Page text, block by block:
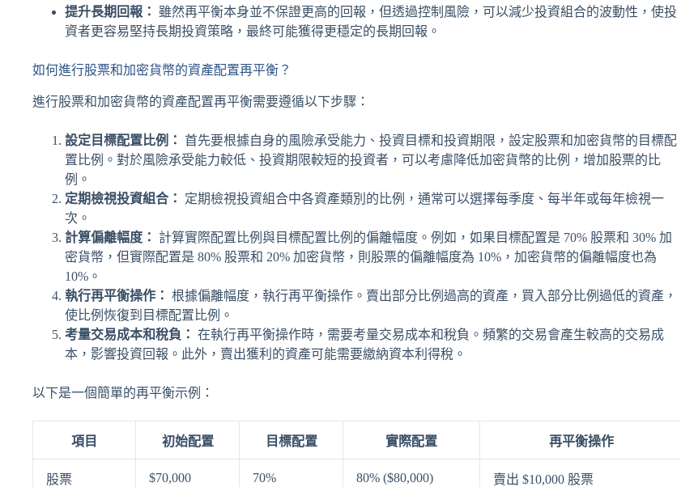
提升長期回報：
雖然再平衡本身並不保證更高的回報，但透過控制風險，可以減少投資組合的波動性，使投
資者更容易堅持長期投資策略，最終可能獲得更穩定的長期回報。
如何進行股票和加密貨幣的資產配置再平衡？
進行股票和加密貨幣的資產配置再平衡需要遵循以下步驟：
設定目標配置比例： 首先要根據自身的風險承受能力、投資目標和投資期限，設定股票和加密貨幣的目標配
置比例。對於風險承受能力較低、投資期限較短的投資者，可以考慮降低加密貨幣的比例，增加股票的比
例。
定期檢視投資組合：
定期檢視投資組合中各資產類別的比例，通常可以選擇每季度、每半年或每年檢視一
次。
計算偏離幅度：
計算實際配置比例與目標配置比例的偏離幅度。例如，如果目標配置是 70% 股票和 30% 加
密貨幣，但實際配置是 80% 股票和 20% 加密貨幣，則股票的偏離幅度為 10%，加密貨幣的偏離幅度也為
10%。
執行再平衡操作： 根據偏離幅度，執行再平衡操作。賣出部分比例過高的資產，買入部分比例過低的資產，
使比例恢復到目標配置比例。
考量交易成本和稅負： 在執行再平衡操作時，需要考量交易成本和稅負。頻繁的交易會產生較高的交易成
本，影響投資回報。此外，賣出獲利的資產可能需要繳納資本利得稅。
以下是一個簡單的再平衡示例：
項目 初始配置 目標配置 實際配置 再平衡操作
股票 $70,000 70% 80% ($80,000) 賣出 $10,000 股票